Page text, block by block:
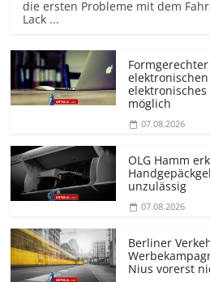
die ersten Probleme mit dem
Lack ...
möglich
07.08.2026
OLG Hamm
unzulässig
07.08.2026
Berliner
Nius vorerst